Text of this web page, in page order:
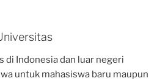
di Indonesia dan luar negeri
untuk mahasiswa baru maupun